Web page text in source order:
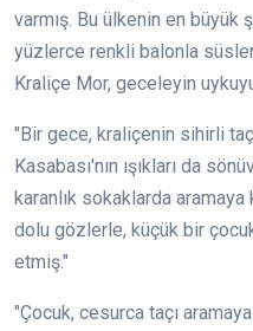
varmış. Bu ülkenin en büyük
yüzlerce renkli balonla
Kraliçe Mor, geceleyin
"Bir gece, kraliçenin sihirli
Kasabası'nın ışıkları da
karanlık sokaklarda
dolu gözlerle, küçük bir
etmiş."
"Çocuk, cesurca taçı